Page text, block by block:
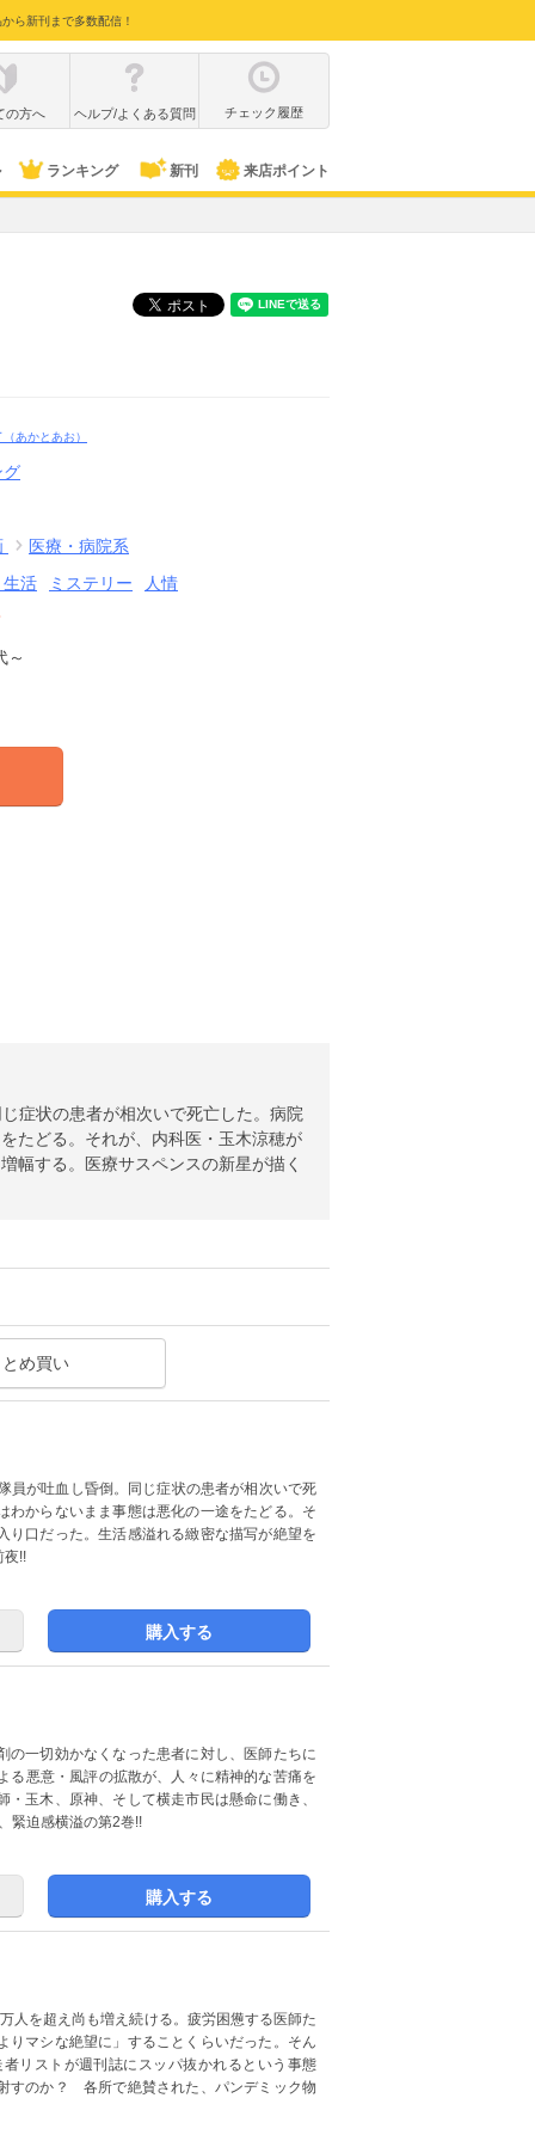
ら新刊まで多数配信！
の方へ ヘルプ/よくある質問 チェック履歴
ランキング 新刊 来店ポイント
（あかとあお）
グ
医療・病院系
生活
ミステリー
人情
～
症状の患者が相次いで死亡した。病院
たどる。それが、内科医・玉木涼穂が
幅する。医療サスペンスの新星が描く
め買い
が吐血し昏倒。同じ症状の患者が相次いで死
わからないまま事態は悪化の一途をたどる。そ
り口だった。生活感溢れる緻密な描写が絶望を
夜!!
購入する
の一切効かなくなった患者に対し、医師たちに
る悪意・風評の拡散が、人々に精神的な苦痛を
玉木、原神、そして横走市民は懸命に働き、
緊迫感横溢の第2巻!!
購入する
人を超え尚も増え続ける。疲労困憊する医師た
りマシな絶望に」することくらいだった。そん
リストが週刊誌にスッパ抜かれるという事態
すのか？ 各所で絶賛された、パンデミック物